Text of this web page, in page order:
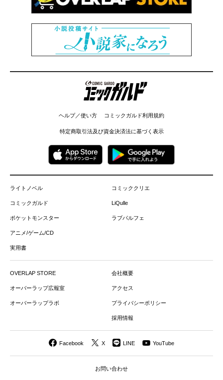
コミックガルド
ヘルプ／使い方 コミックガルド利用規約
特定商取引法及び資金決済法に基づく表示
ライトノベル
コミックガルド
ポケットモンスター
アニメ/ゲーム/CD
実用書
コミッククリエ
LiQulle
ラブパルフェ
OVERLAP STORE
オーバーラップ広報室
オーバーラップラボ
会社概要
アクセス
プライバシーポリシー
採用情報
Facebook X LINE YouTube
お問い合わせ